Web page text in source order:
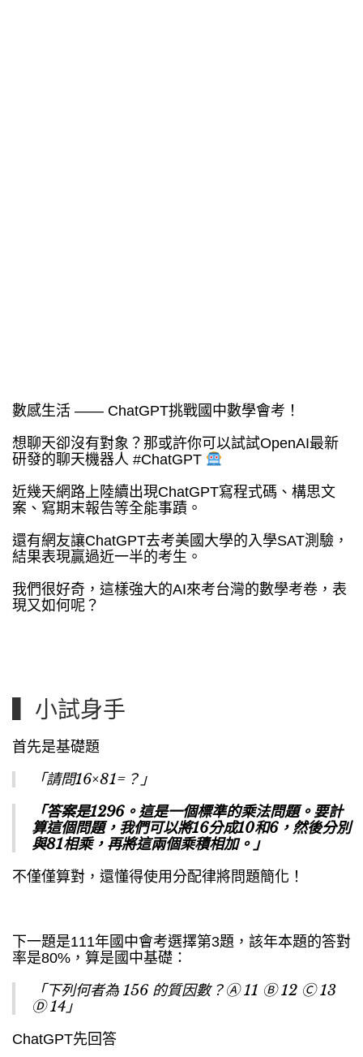
數感生活 —— ChatGPT挑戰國中數學會考！
想聊天卻沒有對象？那或許你可以試試OpenAI最新
研發的聊天機器人 #ChatGPT
近幾天網路上陸續出現ChatGPT寫程式碼、構思文
案、寫期末報告等全能事蹟。
還有網友讓ChatGPT去考美國大學的入學SAT測驗，
結果表現贏過近一半的考生。
我們很好奇，這樣強大的AI來考台灣的數學考卷，表
現又如何呢？
▍小試身手
首先是基礎題
「請問16×81=？」
「答案是1296。這是一個標準的乘法問題。要計
算這個問題，我們可以將16分成10和6，然後分別
與81相乘，再將這兩個乘積相加。」
不僅僅算對，還懂得使用分配律將問題簡化！
下一題是111年國中會考選擇第3題，該年本題的答對
率是80%，算是國中基礎：
「下列何者為 156 的質因數？Ⓐ 11 Ⓑ 12 Ⓒ 13
Ⓓ 14」
ChatGPT先回答